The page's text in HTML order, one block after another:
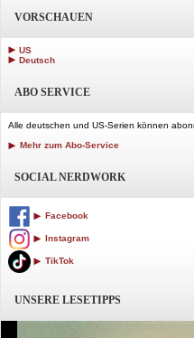
VORSCHAUEN
US
Deutsch
ABO SERVICE
Alle deutschen und US-Serien können
Mehr zum Abo-Service
SOCIAL NERDWORK
Facebook
Instagram
TikTok
UNSERE LESETIPPS